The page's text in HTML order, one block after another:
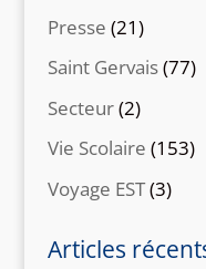
Presse (21)
Saint Gervais(77)
Secteur(2)
Vie Scolaire (153)
Voyage EST(3)
Articles